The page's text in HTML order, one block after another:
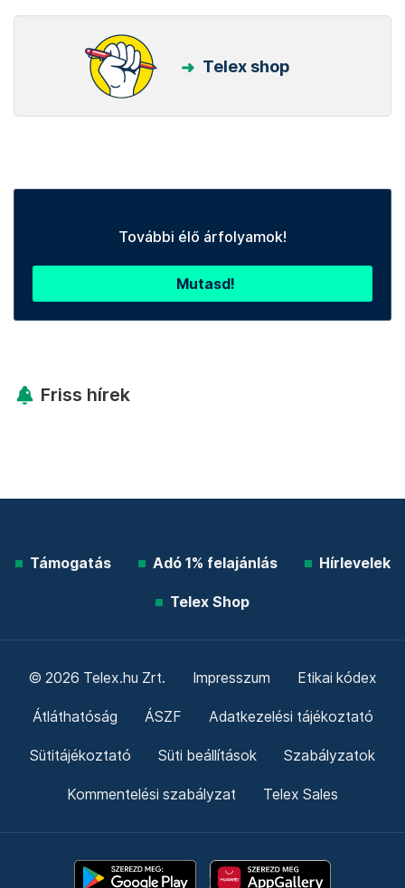
Telex shop
További élő árfolyamok!
Mutasd!
Friss hírek
Támogatás Adó 1% felajánlás Hírlevelek
Telex Shop
© 2026 Telex.hu Zrt. Impresszum Etikai kódex
Átláthatóság ÁSZF Adatkezelési tájékoztató
Sütitájékoztató Süti beállítások Szabályzatok
Kommentelési szabályzat Telex Sales